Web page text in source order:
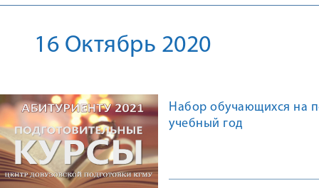
16 Октябрь 2020
Набор обучающихся на
учебный год